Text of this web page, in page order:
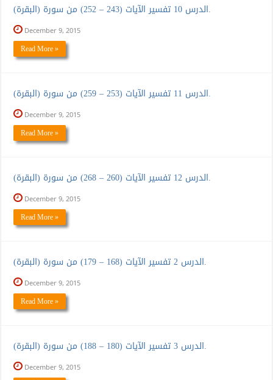
الدرس 10 تفسير الآيات (243 – 252) من سورة (البقرة).
December 9, 2015
Read More »
الدرس 11 تفسير الآيات (253 – 259) من سورة (البقرة).
December 9, 2015
Read More »
الدرس 12 تفسير الآيات (260 – 268) من سورة (البقرة).
December 9, 2015
Read More »
الدرس 2 تفسير الآيات (168 – 179) من سورة (البقرة).
December 9, 2015
Read More »
الدرس 3 تفسير الآيات (180 – 188) من سورة (البقرة).
December 9, 2015